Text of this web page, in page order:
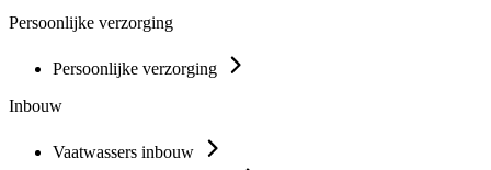
Persoonlijke verzorging
Persoonlijke verzorging
Inbouw
Vaatwassers inbouw